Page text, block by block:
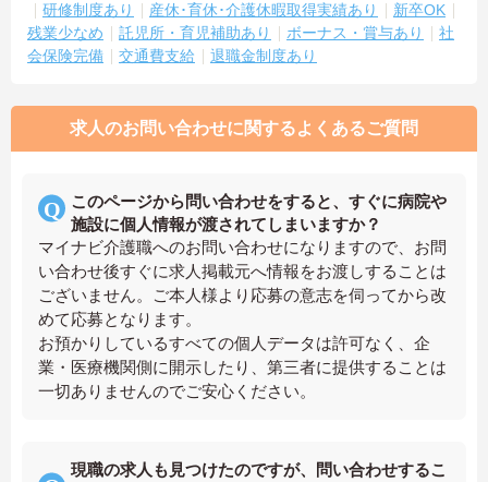
研修制度あり
産休･育休･介護休暇取得実績あり
新卒OK
残業少なめ
託児所・育児補助あり ボーナス・賞与あり
社
会保険完備
交通費支給 退職金制度あり
求人のお問い合わせに関するよくあるご質問
このページから問い合わせをすると、すぐに病院や
施設に個人情報が渡されてしまいますか？
マイナビ介護職へのお問い合わせになりますので、お問
い合わせ後すぐに求人掲載元へ情報をお渡しすることは
ございません。ご本人様より応募の意志を伺ってから改
めて応募となります。
お預かりしているすべての個人データは許可なく、企
業・医療機関側に開示したり、第三者に提供することは
一切ありませんのでご安心ください。
現職の求人も見つけたのですが、問い合わせするこ